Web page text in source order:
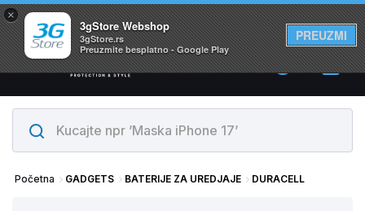
×
3gStore Webshop
3gStore.rs
Preuzmite besplatno - Google Play
PREUZMI
Svi proizvodi su na lageru. Slanje istog dana!
0
Početna GADGETS BATERIJE ZA UREDJAJE DURACELL